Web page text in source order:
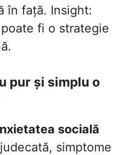
în față. Insight:
fi o strategie
pur și simplu o
socială
simptome